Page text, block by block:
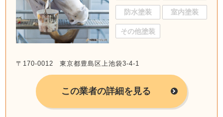
防水塗装 室内塗装
その他塗装
〒170-0012 東京都豊島区上池袋3-4-1
この業者の詳細を見る